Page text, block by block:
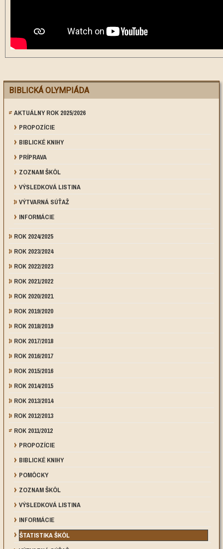
BIBLICKÁ OLYMPIÁDA
AKTUÁLNY ROK 2025/2026
PROPOZÍCIE
BIBLICKÉ KNIHY
PRÍPRAVA
ZOZNAM ŠKÔL
VÝSLEDKOVÁ LISTINA
VÝTVARNÁ SÚŤAŽ
INFORMÁCIE
ROK 2024/2025
ROK 2023/2024
ROK 2022/2023
ROK 2021/2022
ROK 2020/2021
ROK 2019/2020
ROK 2018/2019
ROK 2017/2018
ROK 2016/2017
ROK 2015/2016
ROK 2014/2015
ROK 2013/2014
ROK 2012/2013
ROK 2011/2012
PROPOZÍCIE
BIBLICKÉ KNIHY
POMÔCKY
ZOZNAM ŠKÔL
VÝSLEDKOVÁ LISTINA
INFORMÁCIE
ŠTATISTIKA ŠKÔL